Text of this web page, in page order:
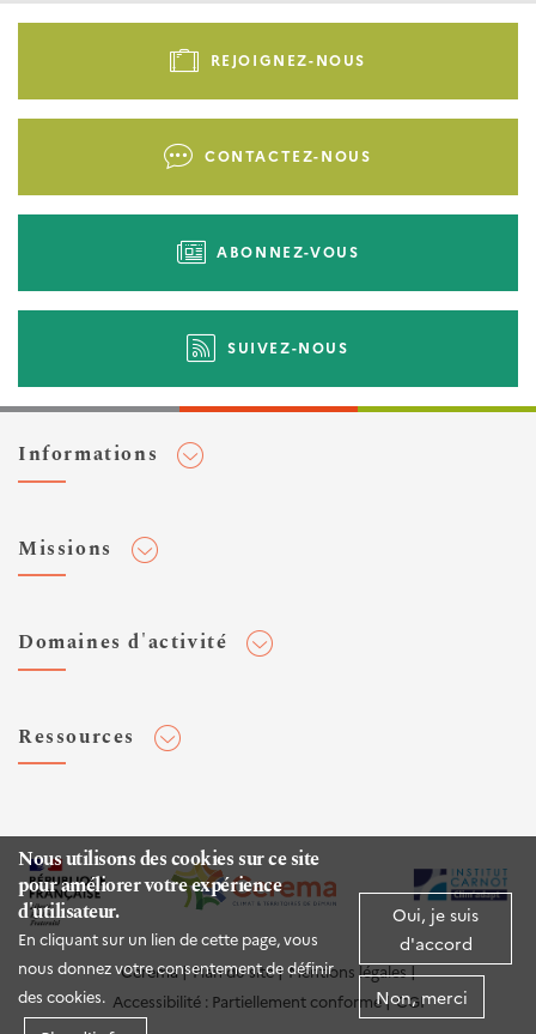
Nous utilisons des cookies sur ce site
pour améliorer votre expérience
d'utilisateur.
En cliquant sur un lien de cette page, vous
nous donnez votre consentement de définir
des cookies.
Oui, je suis
d'accord
Non, merci
Pied
-
REJOIGNEZ-NOUS
CONTACTEZ-NOUS
ABONNEZ-VOUS
SUIVEZ-NOUS
Informations
Flux RSS
Veilles et newsletters
Expertises Territoires
Espace presse
Missions
Normalisation
Domaines d'activité
Infrastructures de transport
Environnement et risques
Mer et littoral
Ressources
Rapports d'étude
Publications HAL
Documentation routière (DTRF)
Logiciels & apps
Sites web
Cerema Plan du site
Mentions légales
Accessibilité : Partiellement conforme
CGI